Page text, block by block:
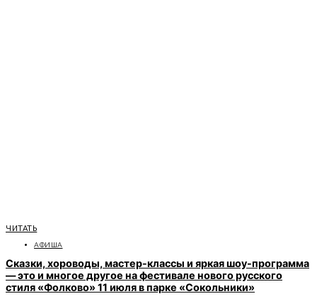
ЧИТАТЬ
АФИША
Сказки, хороводы, мастер-классы и яркая шоу-программа
— это и многое другое на фестивале нового русского
стиля «Фолково» 11 июля в парке «Сокольники»